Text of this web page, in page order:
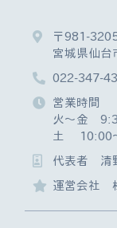
〒981-
宮城県仙台
022-347-
営業時間
火～金
土 10:00
代表者 清
運営会社